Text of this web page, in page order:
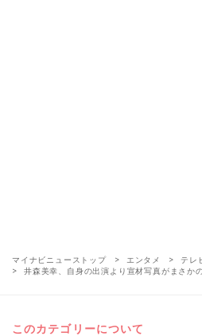
マイナビニューストップ エンタメ
テレ
井森美幸、自身の出演より宣材写真がまさか
このカテゴリーについて